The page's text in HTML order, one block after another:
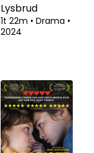
Lysbrud
1t 22m • Drama •
2024